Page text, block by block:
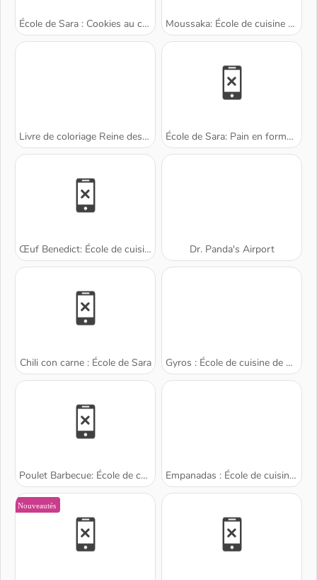
École de Sara : Cookies au chocolat Moussaka: École de cuisine de Sara
Livre de coloriage Reine des neiges École de Sara: Pain en forme de lapin
Œuf Benedict: École de cuisine de Sara Dr. Panda's Airport
Chili con carne : École de Sara Gyros : École de cuisine de Sara
Poulet Barbecue: École de cuisine de Sara Empanadas : École de cuisine de Sara
Nouveautés